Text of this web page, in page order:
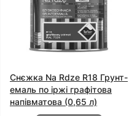
Снєжка Na Rdze R18 Грунт-
емаль по іржі графітова
напівматова (0,65 л)